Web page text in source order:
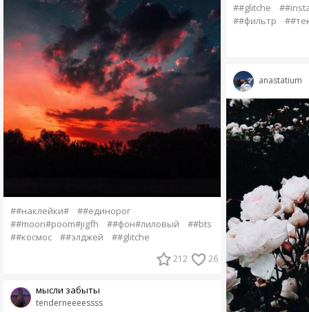
##наклейки#
##единорог
##moon#poom#jigfh
##фон#лиловый
##bts
##космос
##элджей ##glitche
212 26
tenderneeeessss
мысли забыты
##glitche
##фильтр
anastatium